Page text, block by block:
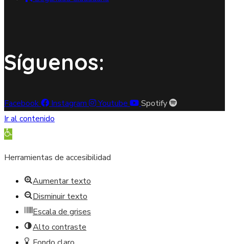
Síguenos:
Facebook Instagram Youtube
Spotify
Ir al contenido
Abrir barra de herramientas
Herramientas de accesibilidad
Aumentar texto
Disminuir texto
Escala de grises
Alto contraste